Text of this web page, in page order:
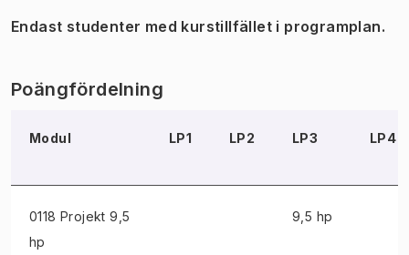
Endast studenter med kurstillfället i programplan.
Poängfördelning
Modul LP1 LP2 LP3 LP4
0118 Projekt 9,5
hp
9,5 hp